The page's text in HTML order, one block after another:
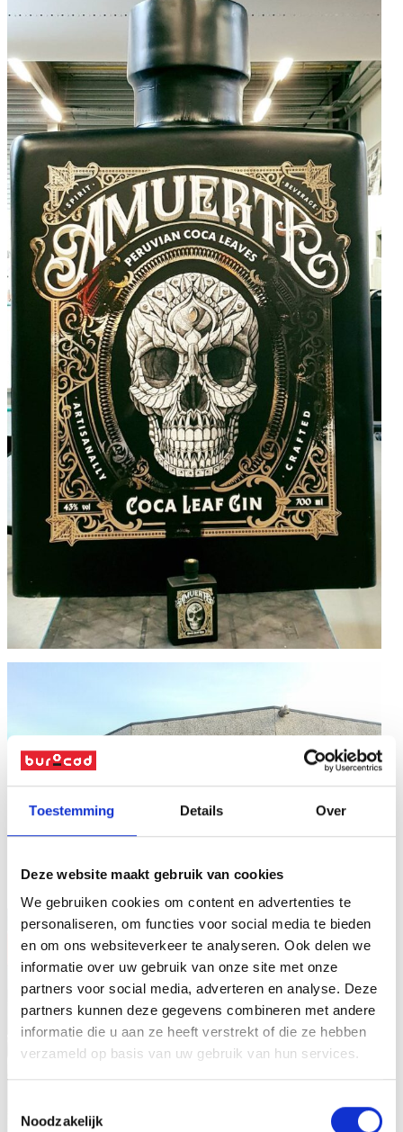
Toestemming Details Over
Deze website maakt gebruik van cookies
We gebruiken cookies om content en advertenties te
personaliseren, om functies voor social media te bieden
en om ons websiteverkeer te analyseren. Ook delen we
informatie over uw gebruik van onze site met onze
partners voor social media, adverteren en analyse. Deze
partners kunnen deze gegevens combineren met andere
informatie die u aan ze heeft verstrekt of die ze hebben
verzameld op basis van uw gebruik van hun services.
Noodzakelijk